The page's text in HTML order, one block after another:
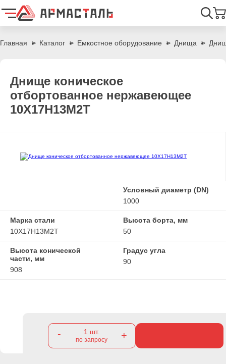
Главная
Каталог Емкостное оборудование Днища
Днище коническое
отбортованное нержавеющее
10Х17Н13М2Т
Условный диаметр (DN)
1000
Марка стали
10Х17Н13М2Т
Высота борта, мм
50
Высота конической
части, мм
908
Градус угла
90
- 1 шт.
по запросу +